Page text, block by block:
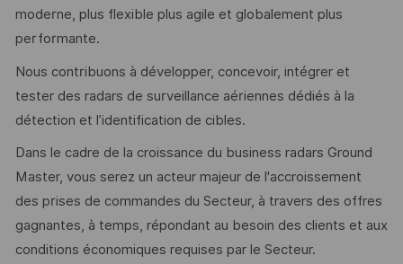
moderne, plus flexible plus agile et globalement plus
performante.
Nous contribuons à développer, concevoir, intégrer et
tester des radars de surveillance aériennes dédiés à la
détection et l’identification de cibles.
Dans le cadre de la croissance du business radars Ground
Master, vous serez un acteur majeur de l'accroissement
des prises de commandes du Secteur, à travers des offres
gagnantes, à temps, répondant au besoin des clients et aux
conditions économiques requises par le Secteur.